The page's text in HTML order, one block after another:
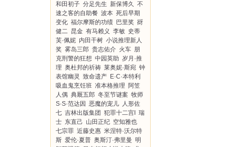
和田初子 分足先生 新保博久 不
速之客的自助餐 波本 死后早期
变化 福尔摩斯的功绩 巴里奖 谺
健二 昆金 有马赖义 李敏 史蒂
芙·佩妮 内田干树 小说推理新人
奖 雾岛三郎 贵志佑介 火车 朋
克刑警的狂想 中园英助 岁月·推
理 奥杜邦的祈祷 莱奥妮·斯宛 钟
表馆幽灵 致命遗产 E·C·本特利
吸血鬼烹饪班 准本格推理 阿笠
人偶 典厩五郎 冬至节谜案 牧师
S·S·范达因 恶魔的宠儿 人形佐
七 吉林出版集团 犯罪十二宫I
瑞
士 东直己 山田正纪 空知雅也
七宗罪 近藤史惠 米涅特·沃尔特
斯 爱伦·夏普 奥斯汀·弗里曼 明